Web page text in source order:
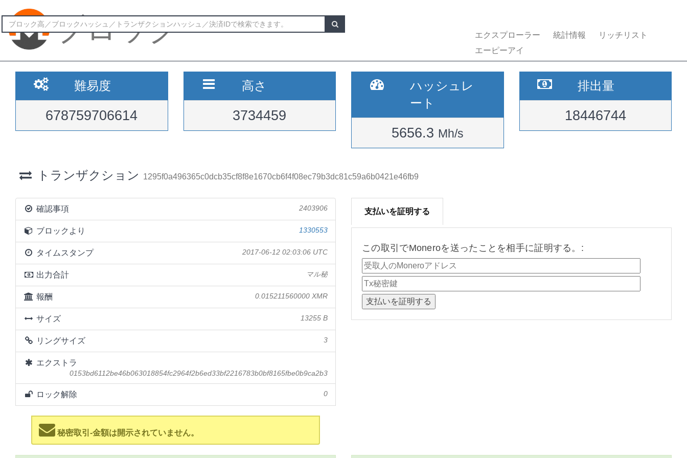
ブロック エクスプローラー 統計情報
リッチリスト
エーピーアイ
難易度
678759706614
高さ
3734459
ハッシュレ
ート
5656.3 Mh/s
排出量
18446744
トランザクション 1295f0a496365c0dcb35cf8f8e1670cb6f4f08ec79b3dc81c59a6b0421e46fb9
確認事項 2403906
ブロックより 1330553
タイムスタンプ 2017-06-12 02:03:06 UTC
出力合計 マル秘
報酬 0.015211560000 XMR
サイズ 13255 B
リングサイズ 3
エクストラ
0153bd6112be46b063018854fc2964f2b6ed33bf2216783b0bf8165fbe0b9ca2b3
ロック解除 0
秘密取引-金額は開示されていません。
支払いを証明する
この取引でMoneroを送ったことを相手に証明する。: